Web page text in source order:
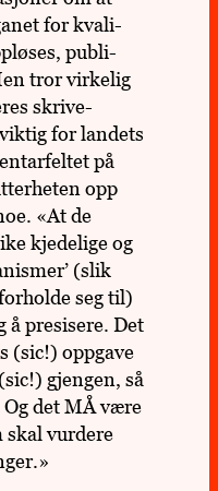
for kva­li­
pub­li­
tror vir­ke­lig
skrive­
for lan­dets
på
opp
«At de
kje­de­lige og
(slik
seg til)
å pre­si­sere. Det
(sic!) opp­gave
gjen­gen, så
Og det MÅ være
skal vur­dere